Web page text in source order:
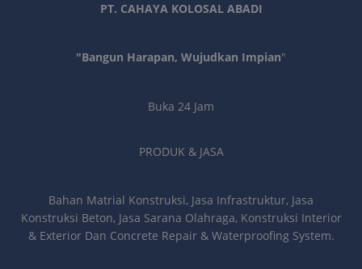
PT. CAHAYA KOLOSAL ABADI
"Bangun Harapan, Wujudkan Impian"
Buka 24 Jam
PRODUK & JASA
Bahan Matrial Konstruksi, Jasa Infrastruktur, Jasa
Konstruksi Beton, Jasa Sarana Olahraga, Konstruksi Interior
& Exterior Dan Concrete Repair & Waterproofing System.